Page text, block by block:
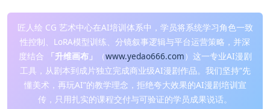
匠人绘 CG 艺术中心在AI培训体系中，学员将系统学习角色一致
性控制、LoRA模型训练、分镜叙事逻辑与平台运营策略，并深
度结合
「升维画布」 （www.yedao666.com）这一专业AI漫剧
工具，从剧本到成片独立完成商业级AI漫剧作品。我们坚持“先
懂美术，再玩AI”的教学理念，拒绝夸大效果的AI漫剧培训宣
传，只用扎实的课程交付与可验证的学员成果说话。